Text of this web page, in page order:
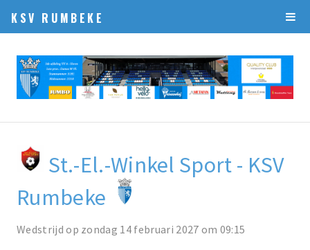
KSV RUMBEKE
St.-El.-Winkel Sport - KSV
Rumbeke
Wedstrijd op zondag 14 februari 2027 om 09:15